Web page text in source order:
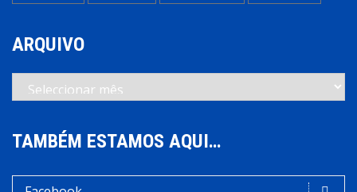
ARQUIVO
Arquivo
TAMBÉM ESTAMOS AQUI…